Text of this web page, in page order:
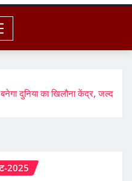
दुनिया का खिलौना केंद्र, जल्द
2025